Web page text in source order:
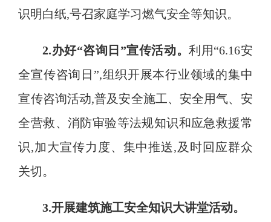
识明白纸,号召家庭学习燃气安全等知识。
2.办好“咨询日”宣传活动。利用“6.16安
全宣传咨询日”,组织开展本行业领域的集中
宣传咨询活动,普及安全施工、安全用气、安
全营救、消防审验等法规知识和应急救援常
识,加大宣传力度、集中推送,及时回应群众
关切。
3.开展建筑施工安全知识大讲堂活动。